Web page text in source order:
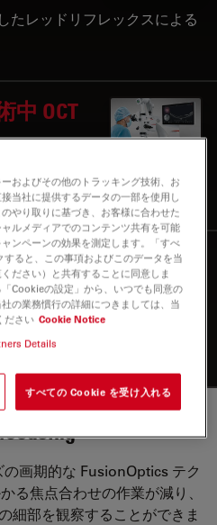
たレッドリフレックスによる
中 OCT
できます。
応えま
力と効率に影響を与えます。
るように設計されています
画期的な FusionOptics テク
る焦点合わせの作業が減り、
細部を観察することができま
およびその他のトラッキング技術、お
当社に提供するデータの一部を使用し
やり取りに基づき、お客様に合わせた
ルメディアでのコンテンツ共有を可能
ンペーンの効果を測定します。「すべ
ると、この事項およびこのデータを当
ださい）と共有することに同意しま
Cookieの設定」から、いつでも同意の
の業務慣行の詳細につきましては、当
ださい Cookie Notice
Details
すべての Cookie を受け入れる